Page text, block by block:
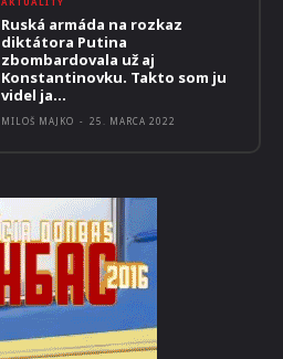
Ruská armáda na rozkaz
diktátora Putina
zbombardovala už aj
Konstantinovku. Takto som ju
videl ja…
MILOŠ MAJKO - 25. MARCA 2022